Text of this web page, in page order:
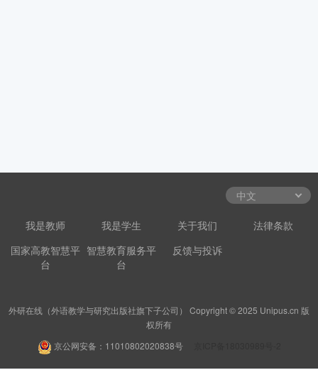
我是教师 我是学生 关于我们
法律条款
国家高教智慧平
台
智慧教育服务平
台
反馈与投诉
外研在线（外语教学与研究出版社旗下子公司） Copyright © 2025 Unipus.cn 版
权所有
京公网安备：11010802020838号